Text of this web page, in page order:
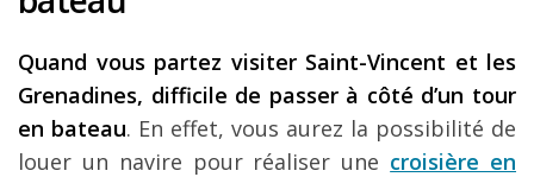
Quand vous partez visiter Saint-Vincent et les
Grenadines, difficile de passer à côté d’un tour
en bateau. En effet, vous aurez la possibilité de
louer un navire pour réaliser une croisière en